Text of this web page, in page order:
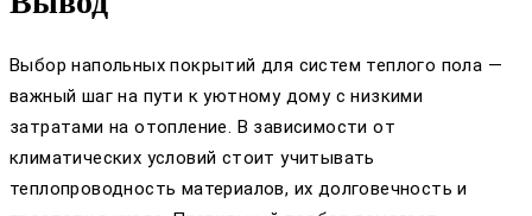
Выбор напольных покрытий для систем теплого пола —
важный шаг на пути к уютному дому с низкими
затратами на отопление. В зависимости от
климатических условий стоит учитывать
теплопроводность материалов, их долговечность и